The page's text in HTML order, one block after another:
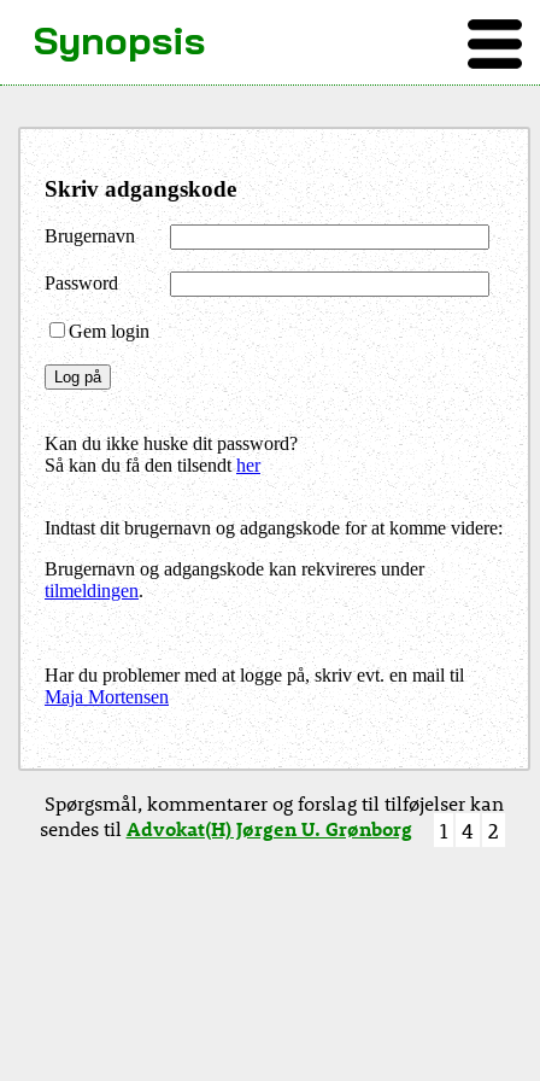
Skriv adgangskode
Brugernavn
Password
Gem login
Kan du ikke huske dit password?
Så kan du få den tilsendther
Indtast dit brugernavn og adgangskode for at komme videre:
Brugernavn og adgangskode kan rekvireres under
tilmeldingen.
Har du problemer med at logge på, skriv evt. en mail til
Maja Mortensen
Synopsis
Spørgsmål, kommentarer og forslag til tilføjelser kan
sendes tilAdvokat(H) Jørgen U. Grønborg 1 4 2